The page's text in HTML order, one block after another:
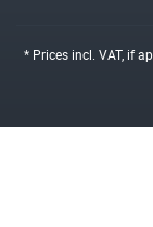
* Prices incl. VAT, if